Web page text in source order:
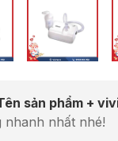
sản phẩm +
nhanh nhất nhé!